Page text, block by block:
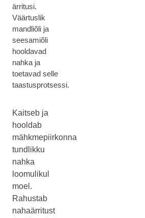
ärritusi.
Väärtuslik
mandliõli ja
seesamiõli
hooldavad
nahka ja
toetavad selle
taastusprotsessi.
Kaitseb ja
hooldab
mähkmepiirkonna
tundlikku
nahka
loomulikul
moel.
Rahustab
nahaärritust